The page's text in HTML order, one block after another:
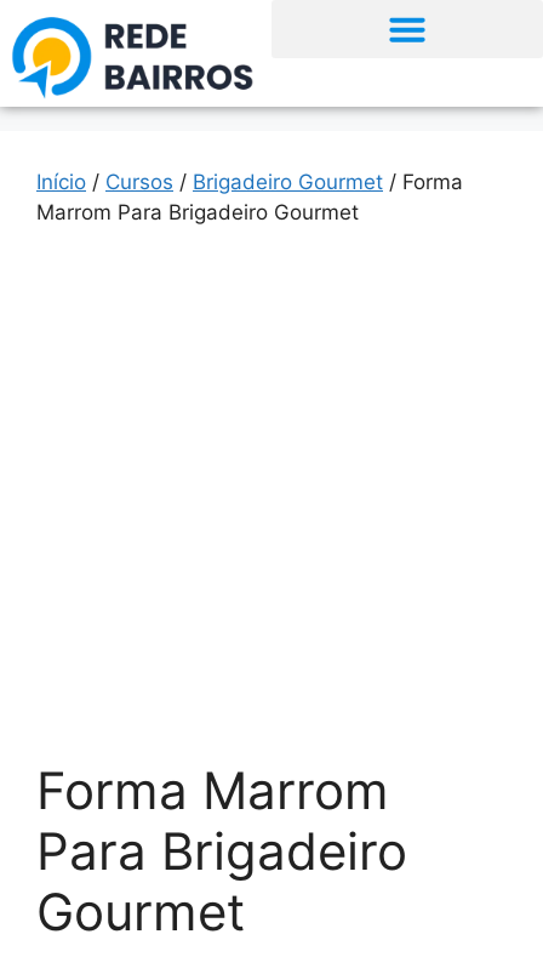
Início / Cursos / Brigadeiro Gourmet / Forma
Marrom Para Brigadeiro Gourmet
Forma Marrom
Para Brigadeiro
Gourmet